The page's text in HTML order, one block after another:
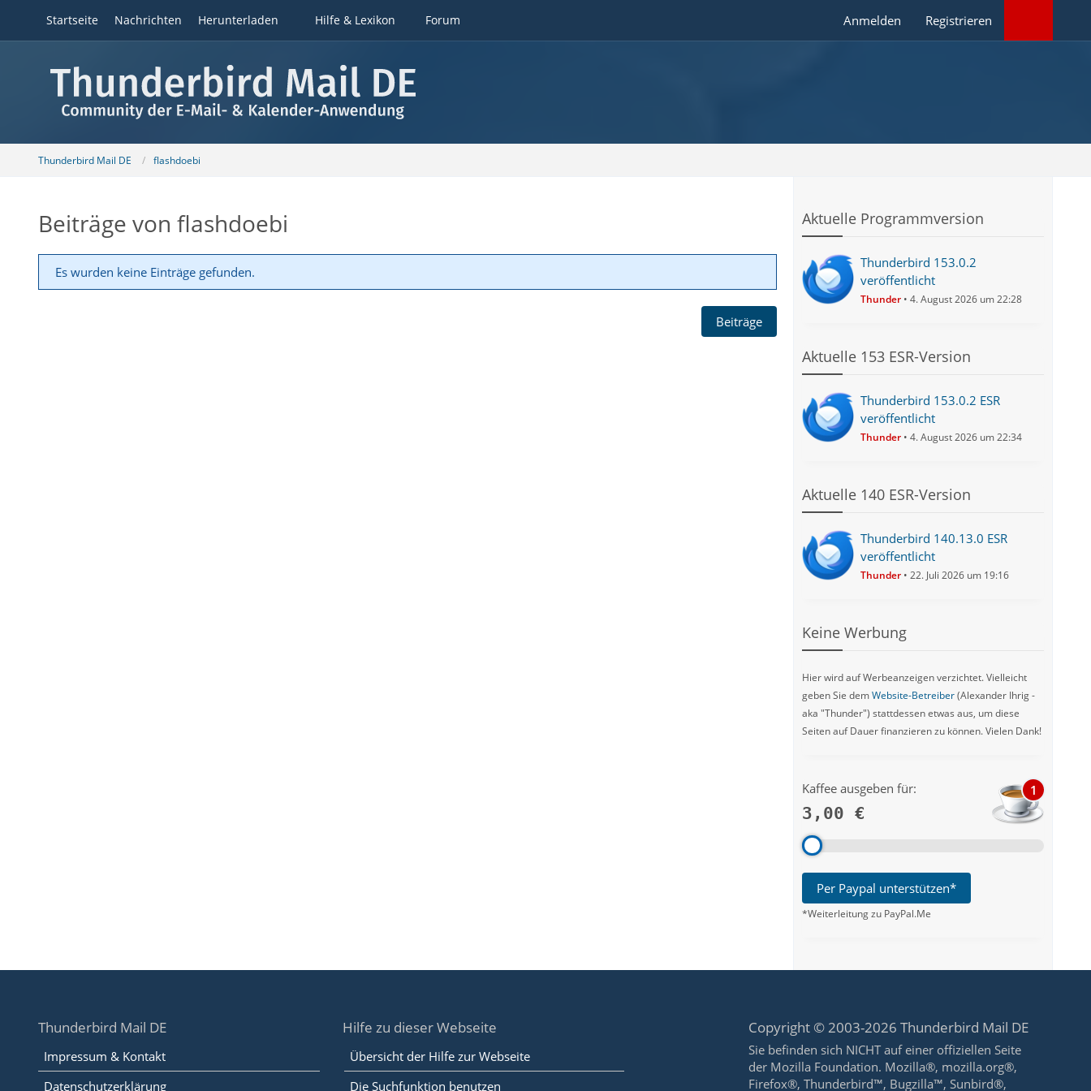
Startseite Nachrichten Herunterladen Hilfe & Lexikon Forum Anmelden Registrieren
Thunderbird Mail DE flashdoebi
Beiträge von flashdoebi
Es wurden keine Einträge gefunden.
Beiträge
Aktuelle Programmversion
Thunderbird 153.0.2
veröffentlicht
Thunder 4. August 2026 um 22:28
Aktuelle 153 ESR-Version
Thunderbird 153.0.2 ESR
veröffentlicht
Thunder 4. August 2026 um 22:34
Aktuelle 140 ESR-Version
Thunderbird 140.13.0 ESR
veröffentlicht
Thunder 22. Juli 2026 um 19:16
Keine Werbung
Hier wird auf Werbeanzeigen verzichtet. Vielleicht
geben Sie demWebsite-Betreiber(Alexander Ihrig -
aka "Thunder") stattdessen etwas aus, um diese
Seiten auf Dauer finanzieren zu können. Vielen Dank!
Kaffee ausgeben für:
3,00 €
1
Per Paypal unterstützen*
*Weiterleitung zu PayPal.Me
Thunderbird Mail DE
Impressum & Kontakt
Datenschutzerklärung
Hilfe zu dieser Webseite
Übersicht der Hilfe zur Webseite
Die Suchfunktion benutzen
Copyright © 2003-2026 Thunderbird Mail DE
Sie befinden sich NICHT auf einer offiziellen Seite
der Mozilla Foundation. Mozilla®, mozilla.org®,
Firefox®, Thunderbird™, Bugzilla™, Sunbird®,